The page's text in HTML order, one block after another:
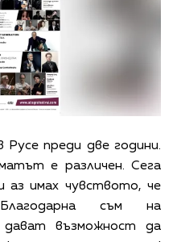
Русе преди две години.
е различен. Сега
аз имах чувството, че
съм на
възможност да